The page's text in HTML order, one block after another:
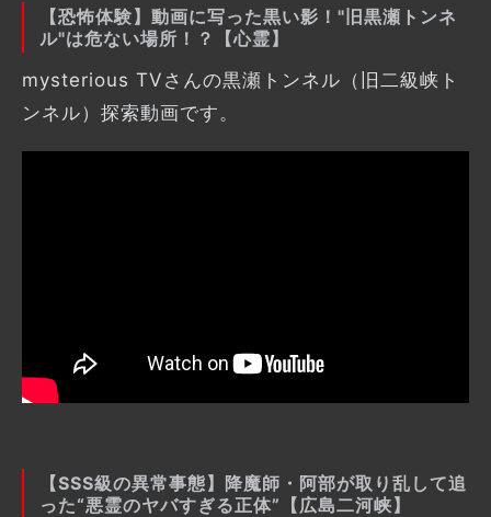
【恐怖体験】動画に写った黒い影！"旧黒瀬トンネ
ル"は危ない場所！？【心霊】
mysterious TVさんの黒瀬トンネル（旧二級峡ト
ンネル）探索動画です。
【SSS級の異常事態】降魔師・阿部が取り乱して追
った“悪霊のヤバすぎる正体”【広島二河峡】